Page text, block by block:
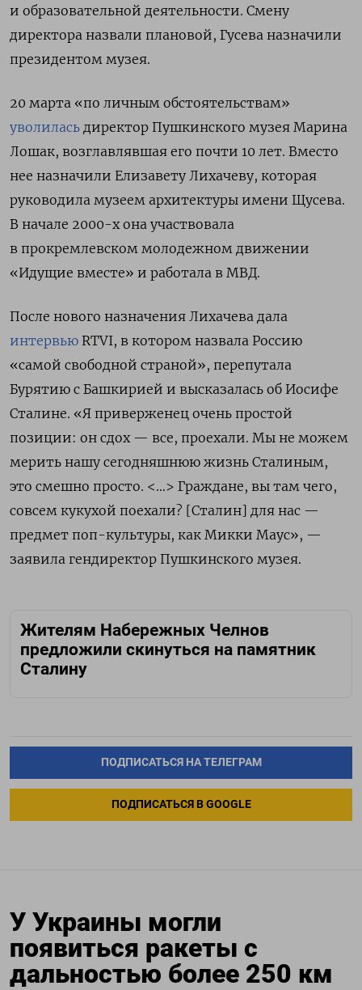
и образовательной деятельности. Смену
директора назвали плановой, Гусева назначили
президентом музея.
20 марта «по личным обстоятельствам»
уволилась директор Пушкинского музея Марина
Лошак, возглавлявшая его почти 10 лет. Вместо
нее назначили Елизавету Лихачеву, которая
руководила музеем архитектуры имени Щусева.
В начале 2000-х она участвовала
в прокремлевском молодежном движении
«Идущие вместе» и работала в МВД.
После нового назначения Лихачева дала
интервью RTVI, в котором назвала Россию
«самой свободной страной», перепутала
Бурятию с Башкирией и высказалась об Иосифе
Сталине. «Я приверженец очень простой
позиции: он сдох — все, проехали. Мы не можем
мерить нашу сегодняшнюю жизнь Сталиным,
это смешно просто. <…> Граждане, вы там чего,
совсем кукухой поехали? [Сталин] для нас —
предмет поп-культуры, как Микки Маус», —
заявила гендиректор Пушкинского музея.
Жителям Набережных Челнов
предложили скинуться на памятник
Сталину
ПОДПИСАТЬСЯ НА ТЕЛЕГРАМ
ПОДПИСАТЬСЯ В GOOGLE
У Украины могли
появиться ракеты с
дальностью более 250 км